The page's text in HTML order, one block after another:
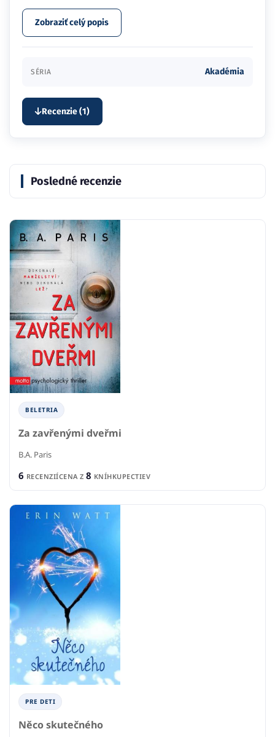
Zobraziť celý popis
SÉRIA Akadémia
Recenzie (1)
Posledné recenzie
BELETRIA
Za zavřenými dveřmi
B.A. Paris
6 RECENZIÍCENA Z 8 KNÍHKUPECTIEV
PRE DETI
Něco skutečného